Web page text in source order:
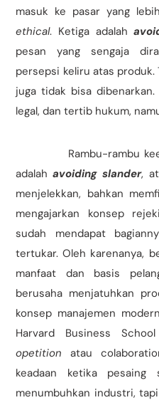
masuk ke pasar yang
ethical. Ketiga adalah
pesan yang sengaja
persepsi keliru atas produk.
juga tidak bisa dibenarkan.
legal, dan tertib hukum,
Rambu-rambu
adalahavoiding slander,
menjelekkan, bahkan
mengajarkan konsep
sudah mendapat
tertukar. Oleh karenanya,
manfaat dan basis
berusaha menjatuhkan
konsep manajemen
Harvard Business
opetition atau
keadaan ketika pesaing
menumbuhkan industri,